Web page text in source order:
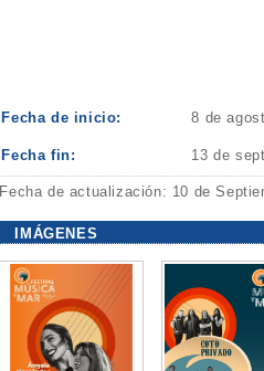
Fecha de inicio: 8 de
Fecha fin: 13 de
Fecha de actualización: 10 de
IMÁGENES